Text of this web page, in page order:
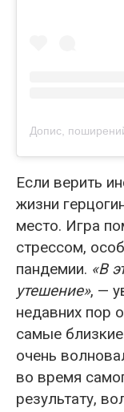
Если верить
жизни
место. Игра
стрессом,
пандемии. «В
утешение», —
недавних пор
самые
очень
во время
результату,